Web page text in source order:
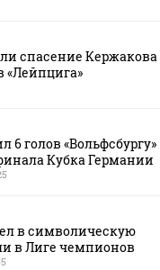
спасение Кержакова
«Лейпцига»
6 голов «Вольфсбургу»
Кубка Германии
в символическую
в Лиге чемпионов